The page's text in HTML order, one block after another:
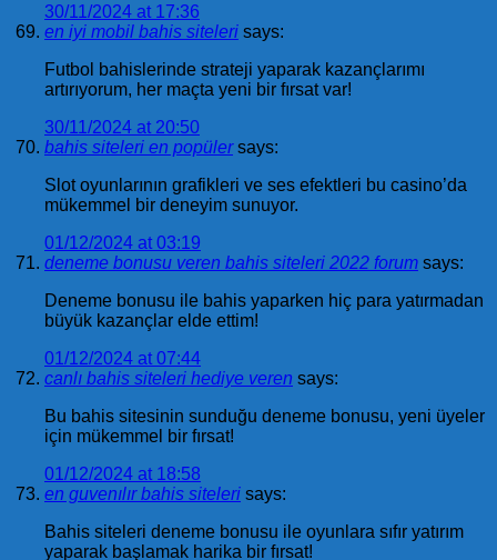
30/11/2024 at 17:36
en iyi mobil bahis siteleri says:
Futbol bahislerinde strateji yaparak kazançlarımı
artırıyorum, her maçta yeni bir fırsat var!
30/11/2024 at 20:50
bahis siteleri en popüler says:
Slot oyunlarının grafikleri ve ses efektleri bu casino’da
mükemmel bir deneyim sunuyor.
01/12/2024 at 03:19
deneme bonusu veren bahis siteleri 2022 forum says:
Deneme bonusu ile bahis yaparken hiç para yatırmadan
büyük kazançlar elde ettim!
01/12/2024 at 07:44
canlı bahis siteleri hediye veren says:
Bu bahis sitesinin sunduğu deneme bonusu, yeni üyeler
için mükemmel bir fırsat!
01/12/2024 at 18:58
en guvenılır bahis siteleri says:
Bahis siteleri deneme bonusu ile oyunlara sıfır yatırım
yaparak başlamak harika bir fırsat!